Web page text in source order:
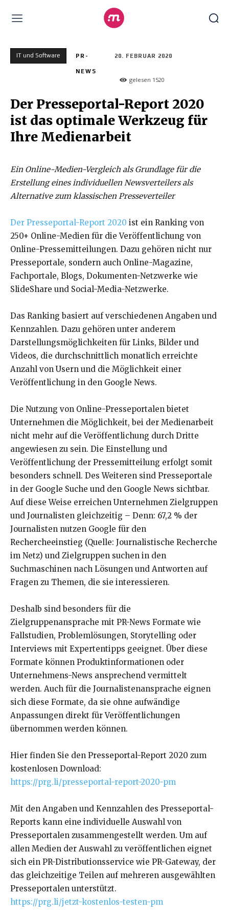
IT und Software PR-
NEWS
20. FEBRUAR 2020
gelesen 1520
Der Presseportal-Report 2020
ist das optimale Werkzeug für
Ihre Medienarbeit
Ein Online-Medien-Vergleich als Grundlage für die
Erstellung eines individuellen Newsverteilers als
Alternative zum klassischen Presseverteiler
Der Presseportal-Report 2020 ist ein Ranking von
250+ Online-Medien für die Veröffentlichung von
Online-Pressemitteilungen. Dazu gehören nicht nur
Presseportale, sondern auch Online-Magazine,
Fachportale, Blogs, Dokumenten-Netzwerke wie
SlideShare und Social-Media-Netzwerke.
Das Ranking basiert auf verschiedenen Angaben und
Kennzahlen. Dazu gehören unter anderem
Darstellungsmöglichkeiten für Links, Bilder und
Videos, die durchschnittlich monatlich erreichte
Anzahl von Usern und die Möglichkeit einer
Veröffentlichung in den Google News.
Die Nutzung von Online-Presseportalen bietet
Unternehmen die Möglichkeit, bei der Medienarbeit
nicht mehr auf die Veröffentlichung durch Dritte
angewiesen zu sein. Die Einstellung und
Veröffentlichung der Pressemitteilung erfolgt somit
besonders schnell. Des Weiteren sind Presseportale
in der Google Suche und den Google News sichtbar.
Auf diese Weise erreichen Unternehmen Zielgruppen
und Journalisten gleichzeitig – Denn: 67,2 % der
Journalisten nutzen Google für den
Rechercheeinstieg (Quelle: Journalistische Recherche
im Netz) und Zielgruppen suchen in den
Suchmaschinen nach Lösungen und Antworten auf
Fragen zu Themen, die sie interessieren.
Deshalb sind besonders für die
Zielgruppenansprache mit PR-News Formate wie
Fallstudien, Problemlösungen, Storytelling oder
Interviews mit Expertentipps geeignet. Über diese
Formate können Produktinformationen oder
Unternehmens-News ansprechend vermittelt
werden. Auch für die Journalistenansprache eignen
sich diese Formate, da sie ohne aufwändige
Anpassungen direkt für Veröffentlichungen
übernommen werden können.
Hier finden Sie den Presseportal-Report 2020 zum
kostenlosen Download:
https://prg.li/presseportal-report-2020-pm
Mit den Angaben und Kennzahlen des Presseportal-
Reports kann eine individuelle Auswahl von
Presseportalen zusammengestellt werden. Um auf
allen Medien der Auswahl zu veröffentlichen eignet
sich ein PR-Distributionsservice wie PR-Gateway, der
das gleichzeitige Teilen auf mehreren ausgewählten
Presseportalen unterstützt.
https://prg.li/jetzt-kostenlos-testen-pm